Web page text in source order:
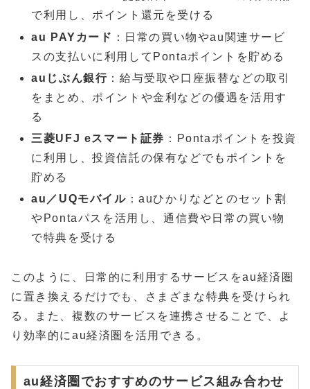
で利用し、ポイント還元を受ける
au PAYカード ：日常の買い物やau関連サービ
スの支払いに利用してPontaポイントを貯める
auじぶん銀行 ：給与受取や口座振替などの取引
をまとめ、ポイントや金利などの優遇を活用す
る
三菱UFJ eスマート証券 ：Pontaポイントを投資
に利用し、投資信託の保有などでもポイントを
貯める
au／UQモバイル ：auひかりなどとのセット割
やPontaパスを活用し、通信費や日常の買い物
で特典を受ける
このように、日常的に利用するサービスをau経済圏
に置き換えるだけでも、さまざまな特典を受けられ
る。また、複数のサービスを連携させることで、よ
り効率的にau経済圏を活用できる。
au経済圏でおすすめのサービス組み合わせ